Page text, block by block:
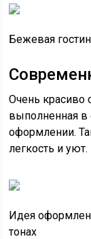
Бежевая
Очень красиво
выполненная в
оформлении.
легкость и уют.
Идея
тонах